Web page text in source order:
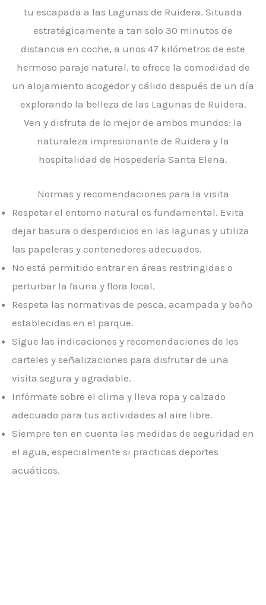
tu escapada a las Lagunas de Ruidera. Situada
estratégicamente a tan solo 30 minutos de
distancia en coche, a unos 47 kilómetros de este
hermoso paraje natural, te ofrece la comodidad de
un alojamiento acogedor y cálido después de un día
explorando la belleza de las Lagunas de Ruidera.
Ven y disfruta de lo mejor de ambos mundos: la
naturaleza impresionante de Ruidera y la
hospitalidad de Hospedería Santa Elena.
Normas y recomendaciones para la visita
Respetar el entorno natural es fundamental. Evita
dejar basura o desperdicios en las lagunas y utiliza
las papeleras y contenedores adecuados.
No está permitido entrar en áreas restringidas o
perturbar la fauna y flora local.
Respeta las normativas de pesca, acampada y baño
establecidas en el parque.
Sigue las indicaciones y recomendaciones de los
carteles y señalizaciones para disfrutar de una
visita segura y agradable.
Infórmate sobre el clima y lleva ropa y calzado
adecuado para tus actividades al aire libre.
Siempre ten en cuenta las medidas de seguridad en
el agua, especialmente si practicas deportes
acuáticos.